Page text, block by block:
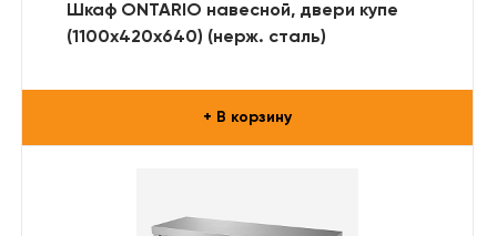
Шкаф ONTARIO навесной, двери купе
(1100х420х640) (нерж. сталь)
+ В корзину